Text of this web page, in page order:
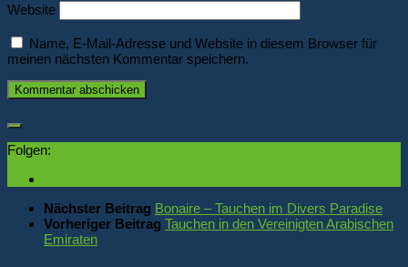
Website
Name, E-Mail-Adresse und Website in diesem Browser für
meinen nächsten Kommentar speichern.
Folgen:
Nächster Beitrag Bonaire – Tauchen im Divers Paradise
Vorheriger Beitrag Tauchen in den Vereinigten Arabischen
Emiraten